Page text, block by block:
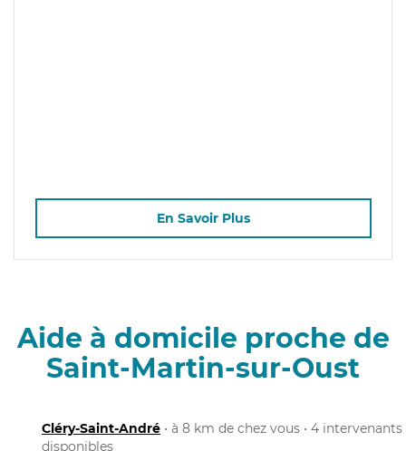
En Savoir Plus
Aide à domicile proche de
Saint-Martin-sur-Oust
Cléry-Saint-André • à 8 km de chez vous • 4 intervenants
disponibles